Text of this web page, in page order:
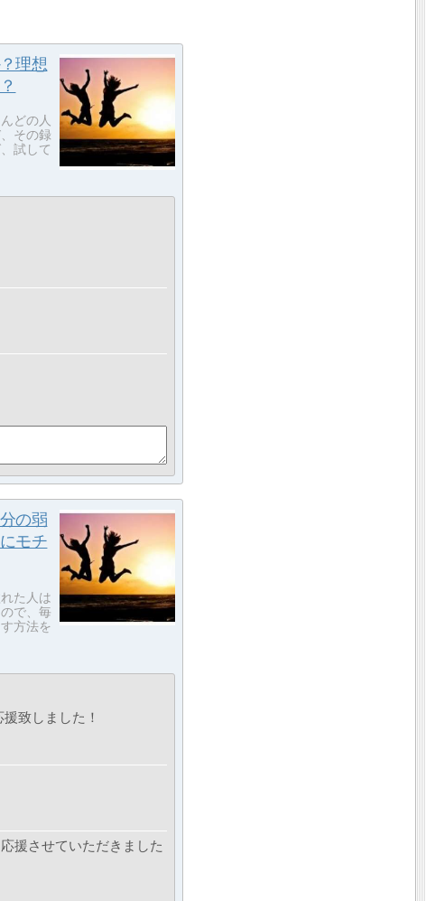
理想
どの人
その録
試して
の弱
モチ
た人は
で、毎
方法を
致しました！
援させていただきました